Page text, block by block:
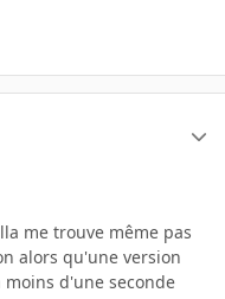
me trouve même pas
alors qu'une version
d'une seconde